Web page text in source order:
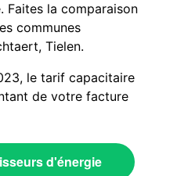
Faites la comparaison
communes
Tielen.
le tarif capacitaire
de votre facture
d'énergie